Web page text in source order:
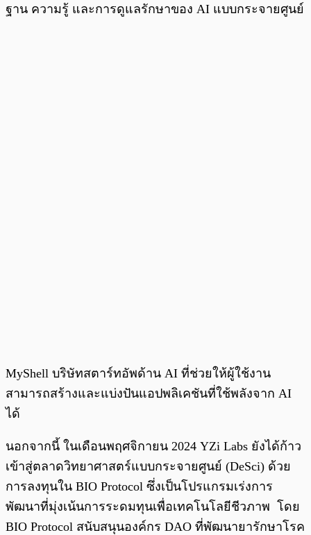
ฐาน ความรู้ และการดูแลรักษาของ AI แบบกระจายศูนย์
MyShell บริษัทสตาร์ทอัพด้าน AI ที่ช่วยให้ผู้ใช้งาน
สามารถสร้างและแบ่งปันแอปพลิเคชันที่ใช้พลังจาก AI
ได้
นอกจากนี้ ในเดือนพฤศจิกายน 2024 YZi Labs ยังได้ก้าว
เข้าสู่ตลาดวิทยาศาสตร์แบบกระจายศูนย์ (DeSci) ด้วย
การลงทุนใน BIO Protocol ซึ่งเป็นโปรแกรมเร่งการ
พัฒนาที่มุ่งเน้นการระดมทุนเพื่อเทคโนโลยีชีวภาพ โดย
BIO Protocol สนับสนุนองค์กร DAO ที่พัฒนายารักษาโรค